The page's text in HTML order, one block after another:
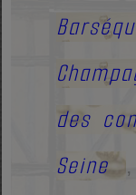
des
Seine